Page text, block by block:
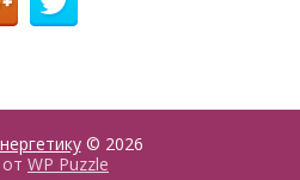
© 2026
WP Puzzle